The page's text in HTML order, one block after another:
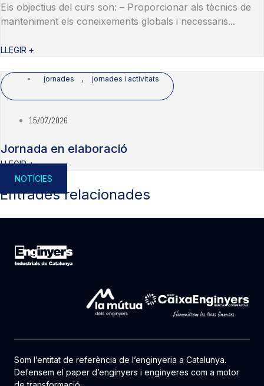
Els objectius del curs son: – Proporcionar als tècnics de
manteniment els coneixements globals i necessaris...
LLEGIR +
jornades , jornades i activitats
15/07/2026
Jornada en elaboració
LLEGIR +
NOTÍCIES
Entrades relacionades
Som l’entitat de referència de l’enginyeria a Catalunya.
Defensem el paper d’enginyers i enginyeres com a motor